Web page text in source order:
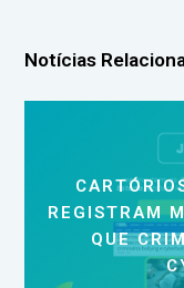
Notícias
REGISTRAM
QUE